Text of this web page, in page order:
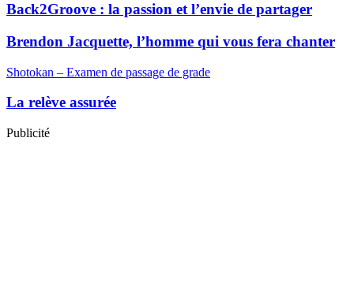
Back2Groove : la passion et l’envie de partager
Brendon Jacquette, l’homme qui vous fera chanter
Shotokan – Examen de passage de grade
La relève assurée
Publicité